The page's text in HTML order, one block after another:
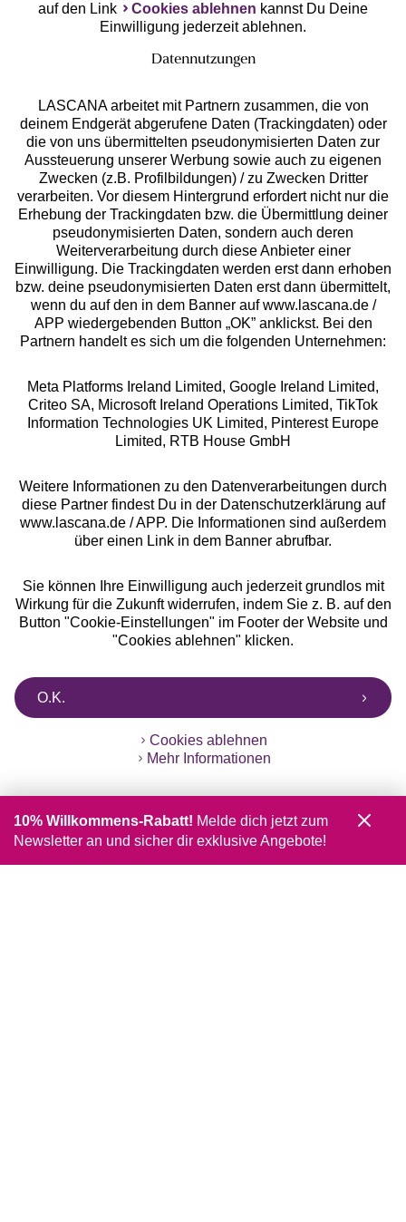
Services
Beratung
Über uns
Rechtliches
Alle Preise inkl. MwSt., zzgl.
Versandkosten
** Bonität vorausgesetzt, berechtigt zur Bonitätsprüfung
auf den Link
Cookies ablehnen kannst Du Deine
Einwilligung jederzeit ablehnen.
Datennutzungen
LASCANA arbeitet mit Partnern zusammen, die von
deinem Endgerät abgerufene Daten (Trackingdaten) oder
die von uns übermittelten pseudonymisierten Daten zur
Aussteuerung unserer Werbung sowie auch zu eigenen
Zwecken (z.B. Profilbildungen) / zu Zwecken Dritter
verarbeiten. Vor diesem Hintergrund erfordert nicht nur die
Erhebung der Trackingdaten bzw. die Übermittlung deiner
pseudonymisierten Daten, sondern auch deren
Weiterverarbeitung durch diese Anbieter einer
Einwilligung. Die Trackingdaten werden erst dann erhoben
bzw. deine pseudonymisierten Daten erst dann übermittelt,
wenn du auf den in dem Banner auf www.lascana.de /
APP wiedergebenden Button „OK” anklickst. Bei den
Partnern handelt es sich um die folgenden Unternehmen:
Meta Platforms Ireland Limited, Google Ireland Limited,
Criteo SA, Microsoft Ireland Operations Limited, TikTok
Information Technologies UK Limited, Pinterest Europe
Limited, RTB House GmbH
Weitere Informationen zu den Datenverarbeitungen durch
diese Partner findest Du in der Datenschutzerklärung auf
www.lascana.de / APP. Die Informationen sind außerdem
über einen Link in dem Banner abrufbar.
Sie können Ihre Einwilligung auch jederzeit grundlos mit
Wirkung für die Zukunft widerrufen, indem Sie z. B. auf den
Button "Cookie-Einstellungen" im Footer der Website und
"Cookies ablehnen" klicken.
O.K.
Cookies ablehnen
Mehr Informationen
10% Willkommens-Rabatt! Melde dich jetzt zum
Newsletter an und sicher dir exklusive Angebote!